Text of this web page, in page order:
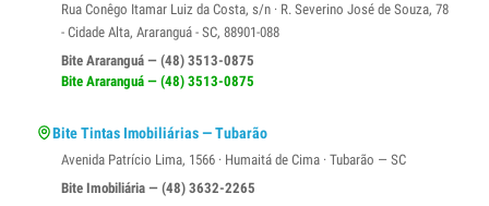
Rua Conêgo Itamar Luiz da Costa, s/n · R. Severino José de Souza, 78
- Cidade Alta, Araranguá - SC, 88901-088
Bite Araranguá — (48) 3513-0875
Bite Araranguá — (48) 3513-0875
Bite Tintas Imobiliárias — Tubarão
Avenida Patrício Lima, 1566 · Humaitá de Cima · Tubarão — SC
Bite Imobiliária — (48) 3632-2265